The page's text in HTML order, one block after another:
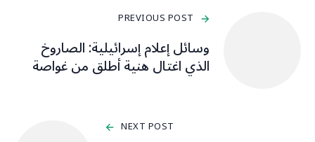
PREVIOUS POST
وسائل إعلام إسرائيلية: الصاروخ
الذي اغتال هنية أطلق من غواصة
NEXT POST